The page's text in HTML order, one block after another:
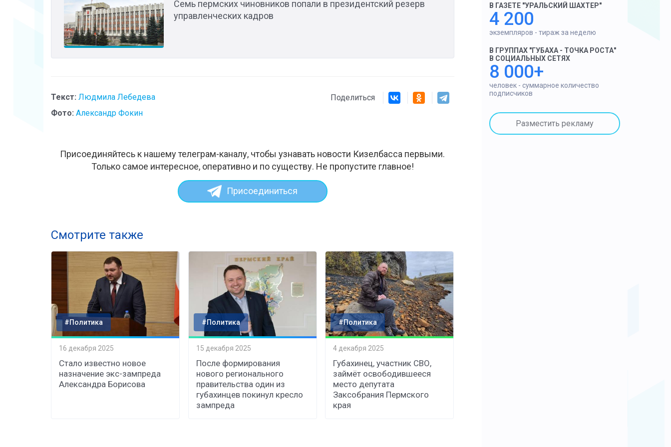
Семь пермских чиновников попали в президентский резерв
управленческих кадров
Текст: Людмила Лебедева
Фото: Александр Фокин
Поделиться
Присоединяйтесь к нашему телеграм-каналу, чтобы узнавать новости Кизелбасса первыми.
Только самое интересное, оперативно и по существу. Не пропустите главное!
Присоединиться
Смотрите также
#Политика
16 декабря 2025
Стало известно новое
назначение экс-зампреда
Александра Борисова
#Политика
15 декабря 2025
После формирования
нового регионального
правительства один из
губахинцев покинул кресло
зампреда
#Политика
4 декабря 2025
Губахинец, участник СВО,
займёт освободившееся
место депутата
Заксобрания Пермского
края
В ГАЗЕТЕ "УРАЛЬСКИЙ ШАХТЕР"
4 200
экземпляров - тираж за неделю
В ГРУППАХ "ГУБАХА - ТОЧКА РОСТА"
В СОЦИАЛЬНЫХ СЕТЯХ
8 000+
человек - суммарное количество
подписчиков
Разместить рекламу